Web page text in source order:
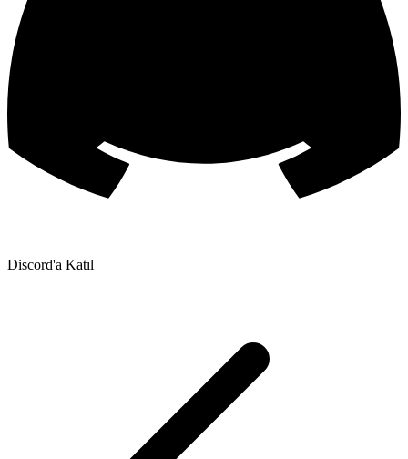
Discord'a Katıl